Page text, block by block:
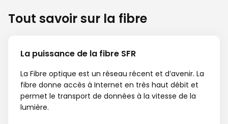
Tout savoir sur la fibre
La puissance de la fibre SFR
La Fibre optique est un réseau récent et d’avenir. La
fibre donne accès à Internet en très haut débit et
permet le transport de données à la vitesse de la
lumière.